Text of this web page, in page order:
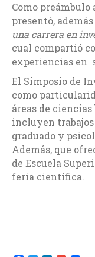
Como
presentó,
una carrera en
cual compartió
experiencias en
El Simposio de
como
áreas de
incluyen
graduado y
Además, que
de Escuela
feria científica.